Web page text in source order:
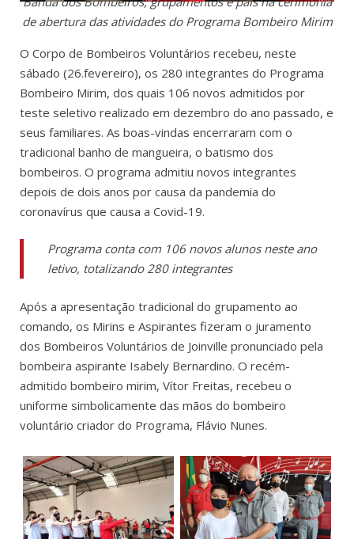
de abertura das atividades do Programa Bombeiro Mirim
O Corpo de Bombeiros Voluntários recebeu, neste
sábado (26.fevereiro), os 280 integrantes do Programa
Bombeiro Mirim, dos quais 106 novos admitidos por
teste seletivo realizado em dezembro do ano passado, e
seus familiares. As boas-vindas encerraram com o
tradicional banho de mangueira, o batismo dos
bombeiros. O programa admitiu novos integrantes
depois de dois anos por causa da pandemia do
coronavírus que causa a Covid-19.
Programa conta com 106 novos alunos neste ano
letivo, totalizando 280 integrantes
Após a apresentação tradicional do grupamento ao
comando, os Mirins e Aspirantes fizeram o juramento
dos Bombeiros Voluntários de Joinville pronunciado pela
bombeira aspirante Isabely Bernardino. O recém-
admitido bombeiro mirim, Vítor Freitas, recebeu o
uniforme simbolicamente das mãos do bombeiro
voluntário criador do Programa, Flávio Nunes.